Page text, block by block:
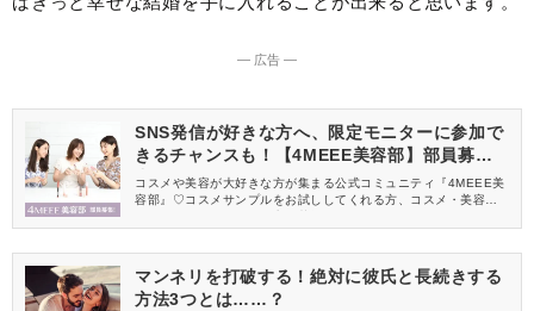
― 広告 ―
SNS発信が好きな方へ、限定モニターに参加で
きるチャンスも！【4MEEE美容部】部員募集
中
コスメや美容が大好きな方が集まる公式コミュニティ『4MEEE美
容部』♡コスメサンプルをお試ししてくれる方、コスメ・美容情報
マンネリを打破する！絶対に彼氏と長続きする
方法3つとは……？